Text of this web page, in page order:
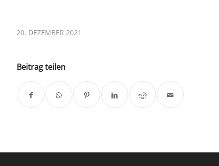
20. DEZEMBER 2021
Beitrag teilen